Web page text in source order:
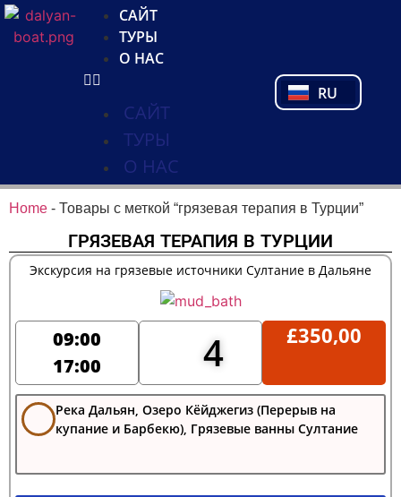
САЙТ
ТУРЫ
О НАС
САЙТ
ТУРЫ
О НАС
RU
PT
TR
Home - Товары с меткой “грязевая терапия в Турции”
ГРЯЗЕВАЯ ТЕРАПИЯ В ТУРЦИИ
Экскурсия на грязевые источники Султание в Дальяне
09:00
17:00
4 £350,00
Река Дальян, Озеро Кёйджегиз (Перерыв на
купание и Барбекю), Грязевые ванны Султание